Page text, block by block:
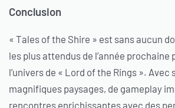
Conclusion
« Tales of the Shire » est sans aucun
les plus attendus de l’année prochaine
l’univers de « Lord of the Rings ». Avec
magnifiques paysages, de gameplay
rencontres enrichissantes avec des